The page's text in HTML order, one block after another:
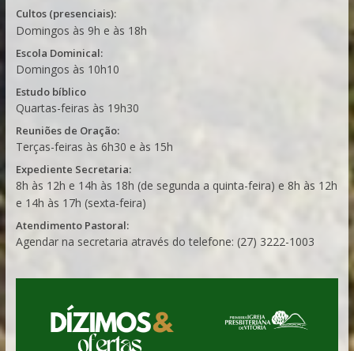
Cultos (presenciais):
Domingos às 9h e às 18h
Escola Dominical:
Domingos às 10h10
Estudo bíblico
Quartas-feiras às 19h30
Reuniões de Oração:
Terças-feiras às 6h30 e às 15h
Expediente Secretaria:
8h às 12h e 14h às 18h (de segunda a quinta-feira) e 8h às 12h
e 14h às 17h (sexta-feira)
Atendimento Pastoral:
Agendar na secretaria através do telefone: (27) 3222-1003